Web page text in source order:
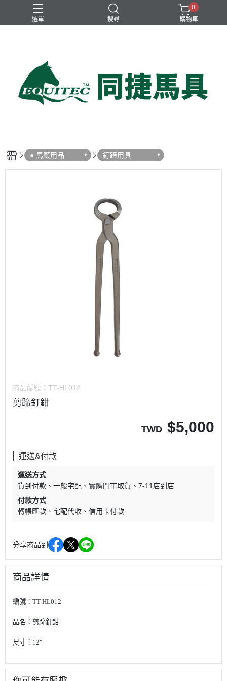
選單 搜尋
兒童比賽馬褲
男用比賽衫
0
購物車
● 馬廄用品 釘蹄用具
商品編號： TT-HL012
剪蹄釘鉗
TWD $5,000
運送&付款
運送方式
貨到付款
一般宅配 實體門市取貨
7-11店到店
付款方式
轉帳匯款
宅配代收 信用卡付款
分享商品到
商品詳情
編號：TT-HL012
品名：剪蹄釘鉗
尺寸：12"